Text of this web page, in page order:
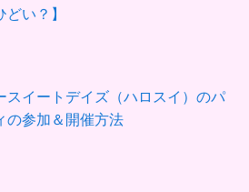
どい？】
スイートデイズ（ハロスイ）のパ
の参加＆開催方法